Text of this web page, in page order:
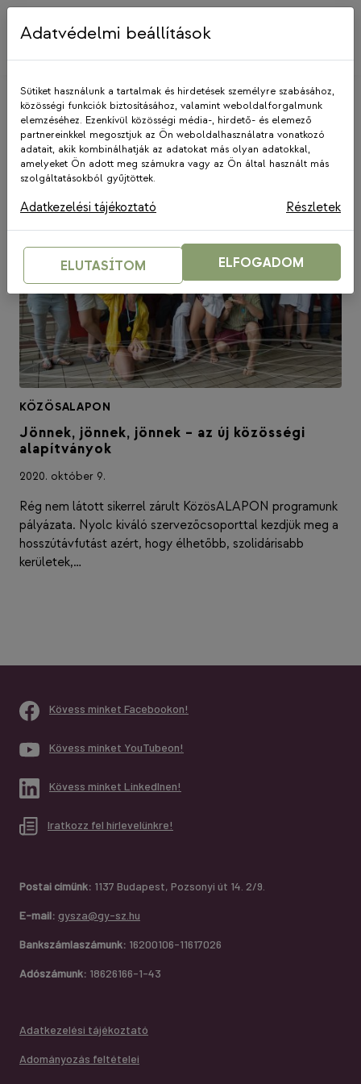
Skip
Szeged
KÖZÖSALAPON
Jönnek, jönnek, jönnek – az új közösségi
alapítványok
2020. október 9.
Rég nem látott sikerrel zárult KözösALAPON programunk
pályázata. Nyolc kiváló szervezőcsoporttal kezdjük meg a
hosszútávfutást azért, hogy élhetőbb, szolidárisabb
kerületek,…
Kövess minket Facebookon!
Kövess minket YouTubeon!
Kövess minket LinkedInen!
Iratkozz fel hírlevelünkre!
Postai címünk: 1137 Budapest, Pozsonyi út 14. 2/9.
E-mail: gysza@gy-sz.hu
Bankszámlaszámunk: 16200106-11617026
Adószámunk: 18626166-1-43
Adatkezelési tájékoztató
Adományozás feltételei
Adatvédelmi beállítások
Sütiket használunk a tartalmak és hirdetések személyre szabásához,
közösségi funkciók biztosításához, valamint weboldalforgalmunk
elemzéséhez. Ezenkívül közösségi média-, hirdető- és elemező
partnereinkkel megosztjuk az Ön weboldalhasználatra vonatkozó
adatait, akik kombinálhatják az adatokat más olyan adatokkal,
amelyeket Ön adott meg számukra vagy az Ön által használt más
szolgáltatásokból gyűjtöttek.
Adatkezelési tájékoztató Részletek
ELUTASÍTOM ELFOGADOM